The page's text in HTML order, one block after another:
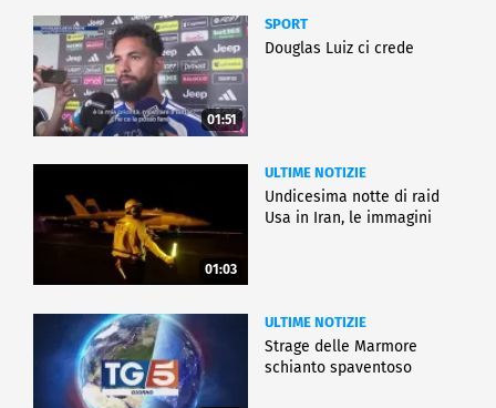
01:51
SPORT
Douglas Luiz ci crede
01:03
ULTIME NOTIZIE
Undicesima notte di raid
Usa in Iran, le immagini
ULTIME NOTIZIE
Strage delle Marmore
schianto spaventoso